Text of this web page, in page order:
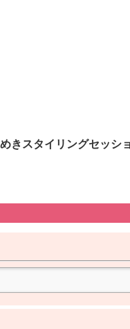
きスタイリングセッショ